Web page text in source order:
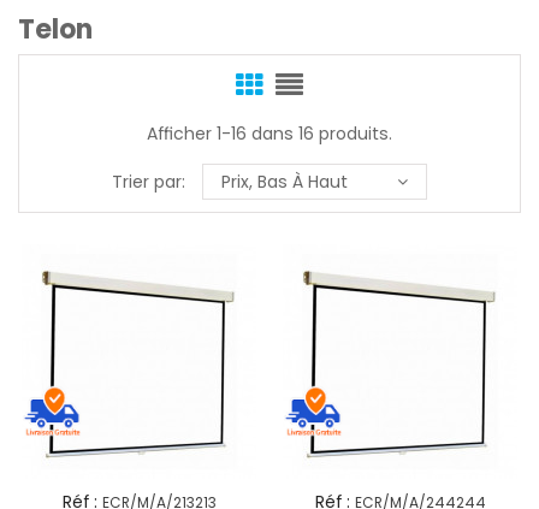
Telon
Afficher 1-16 dans 16 produits.
Trier par:
Prix, Bas À Haut
Réf : ECR/M/A/213213 Réf : ECR/M/A/244244